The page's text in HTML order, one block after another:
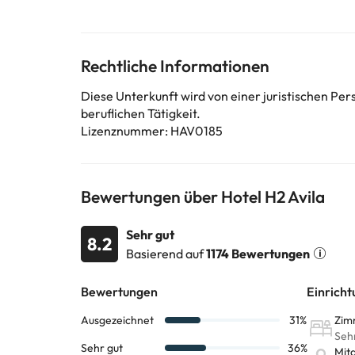
können von der Unterkunft geändert werden.
Rechtliche Informationen
Diese Unterkunft wird von einer juristischen
beruflichen Tätigkeit.
Lizenznummer: HAV0185
Bewertungen über Hotel H2 Avila
8.2
Sehr gut
Basierend auf1174 Bewertungen